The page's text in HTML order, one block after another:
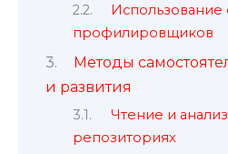
Использование
профилировщиков
Методы
и развития
Чтение и
репозиториях